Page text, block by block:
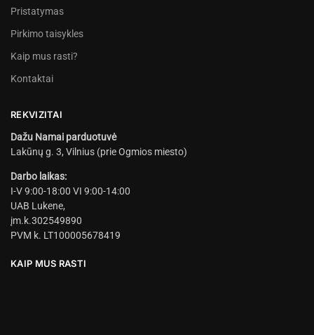
Pristatymas
Pirkimo taisykles
Kaip mus rasti?
Kontaktai
REKVIZITAI
Dažu Namai parduotuvė
Lakūnų g. 3, Vilnius (prie Ogmios miesto)
Darbo laikas:
I-V 9:00-18:00 VI 9:00-14:00
UAB Lukene,
įm.k.302549890
PVM k. LT100005678419
KAIP MUS RASTI